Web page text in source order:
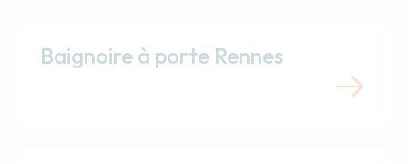
Baignoire à porte Rennes